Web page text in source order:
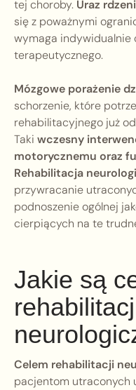
tej choroby. Uraz
się z poważnymi
wymaga indywidualnie
terapeutycznego.
Mózgowe porażenie
schorzenie, które
rehabilitacyjnego już
Taki wczesny
motorycznemu oraz
Rehabilitacja
przywracanie
podnoszenie ogólnej
cierpiących na te
Jakie są
Celem rehabilitacji
pacjentom utraconych